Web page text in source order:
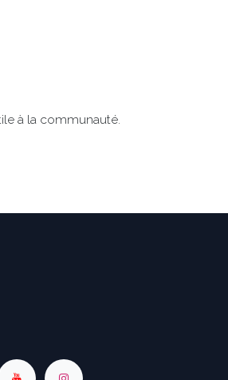
à la communauté.